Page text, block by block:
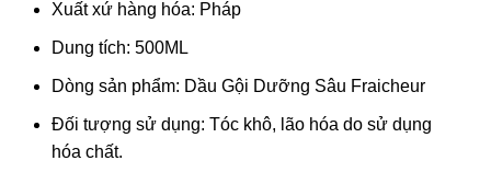
Xuất xứ hàng hóa: Pháp
Dung tích: 500ML
Dòng sản phẩm: Dầu Gội Dưỡng Sâu Fraicheur
Đối tượng sử dụng: Tóc khô, lão hóa do sử dụng
hóa chất.